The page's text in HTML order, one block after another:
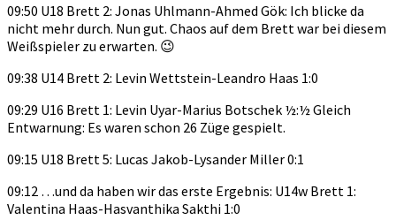
09:50 U18 Brett 2: Jonas Uhlmann-Ahmed Gök: Ich blicke da
nicht mehr durch. Nun gut. Chaos auf dem Brett war bei diesem
Weißspieler zu erwarten. 😉
09:38 U14 Brett 2: Levin Wettstein-Leandro Haas 1:0
09:29 U16 Brett 1: Levin Uyar-Marius Botschek ½:½ Gleich
Entwarnung: Es waren schon 26 Züge gespielt.
09:15 U18 Brett 5: Lucas Jakob-Lysander Miller 0:1
09:12 …und da haben wir das erste Ergebnis: U14w Brett 1:
Valentina Haas-Hasvanthika Sakthi 1:0